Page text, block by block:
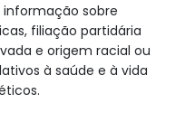
informação sobre
filiação partidária
e origem racial ou
à saúde e à vida